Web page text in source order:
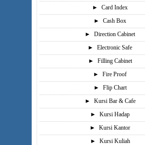
►
Card Index
►
Cash Box
►
Direction Cabinet
►
Electronic Safe
►
Filling Cabinet
►
Fire Proof
►
Flip Chart
►
Kursi Bar & Cafe
►
Kursi Hadap
►
Kursi Kantor
►
Kursi Kuliah